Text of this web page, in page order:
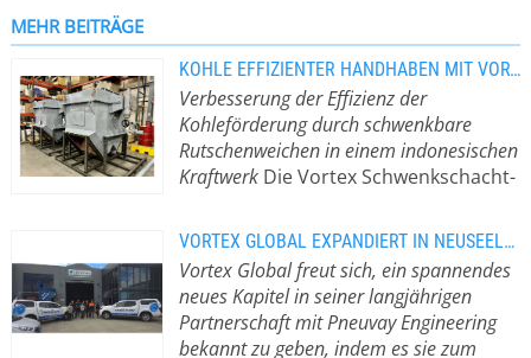
Pneumatikförderanlagen. Vortex-
Anlagen werden unter
Berücksichtigung zweier
Hauptprinzipien entwickelt und
konstruiert: 1. Verlängerung der
Lebensdauer der Anlagen und 2.
Produkte kommen in vielen Branchen
zum Einsatz. Zu den Branchen, die
Vortex-Geräte verwenden, gehören
unter anderem: Landwirtschaft,
MEHR BEITRÄGE
KOHLE EFFIZIENTER HANDHABEN MIT VORTEX SCHWENKSCHACHT-WEICHEN
Verbesserung der Effizienz der
Kohleförderung durch schwenkbare
Rutschenweichen in einem indonesischen
KraftwerkDie Vortex Schwenkschacht-
Werkzeug zur Handhabung von
Kohle. Mit akribischer Präzision
gefertigt, wurde diese Weiche
entwickelt, um hoch beanspruchbare
und abrasive trockene Schüttgüter,
VORTEX GLOBAL EXPANDIERT IN NEUSEELAND MIT PNEUVAY ENGINEERING
Vortex Global freut sich, ein spannendes
neues Kapitel in seiner langjährigen
Partnerschaft mit Pneuvay Engineering
bekannt zu geben, indem es sie zum